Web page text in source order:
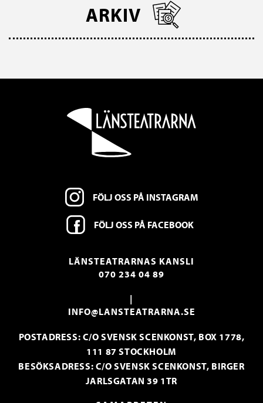
ARKIV
FÖLJ OSS PÅ INSTAGRAM
FÖLJ OSS PÅ FACEBOOK
LÄNSTEATRARNAS KANSLI
070 234 04 89
|
INFO@LANSTEATRARNA.SE
POSTADRESS: C/O SVENSK SCENKONST, BOX 1778,
111 87 STOCKHOLM
BESÖKSADRESS: C/O SVENSK SCENKONST, BIRGER
JARLSGATAN 39 1TR